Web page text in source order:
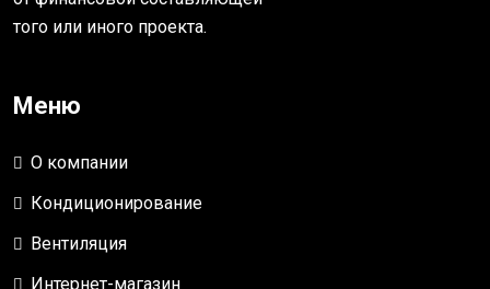
того или иного проекта.
Меню
О компании
Кондиционирование
Вентиляция
Интернет-магазин